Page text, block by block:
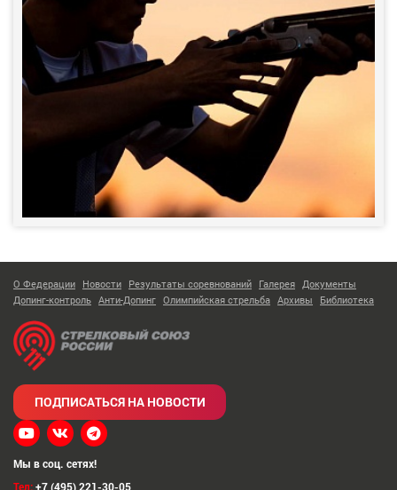
О Федерации Новости Результаты соревнований Галерея Документы
Допинг-контроль Анти-Допинг Олимпийская стрельба Архивы Библиотека
Тел:+7 (495) 221-30-05
ПОДПИСАТЬСЯ НА НОВОСТИ
Мы в соц. сетях!